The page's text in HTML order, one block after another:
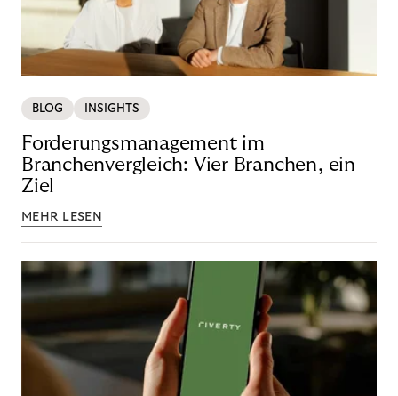
BLOG INSIGHTS
Forderungsmanagement im
Branchenvergleich: Vier Branchen, ein
Ziel
MEHR LESEN